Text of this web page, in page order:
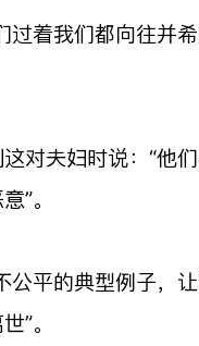
过着我们都向往并
对夫妇时说：“他们
”。
公平的典型例子，
”。